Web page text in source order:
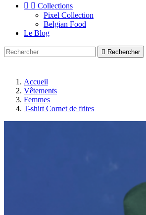
  Collections
Pixel Collection
Belgian Food
Le Blog
 Rechercher
Accueil
Vêtements
Femmes
T-shirt Cornet de frites